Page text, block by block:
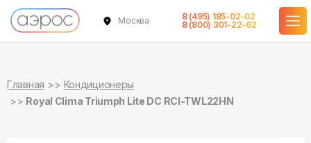
Москва
8 (495) 185-02-02
8 (800) 301-22-62
Главная
Кондиционеры
Royal Clima Triumph Lite DC RCI-TWL22HN
в наличии
в наличии